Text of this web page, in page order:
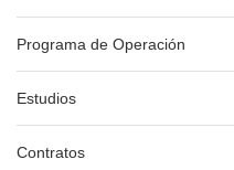
Programa de Operación
Estudios
Contratos